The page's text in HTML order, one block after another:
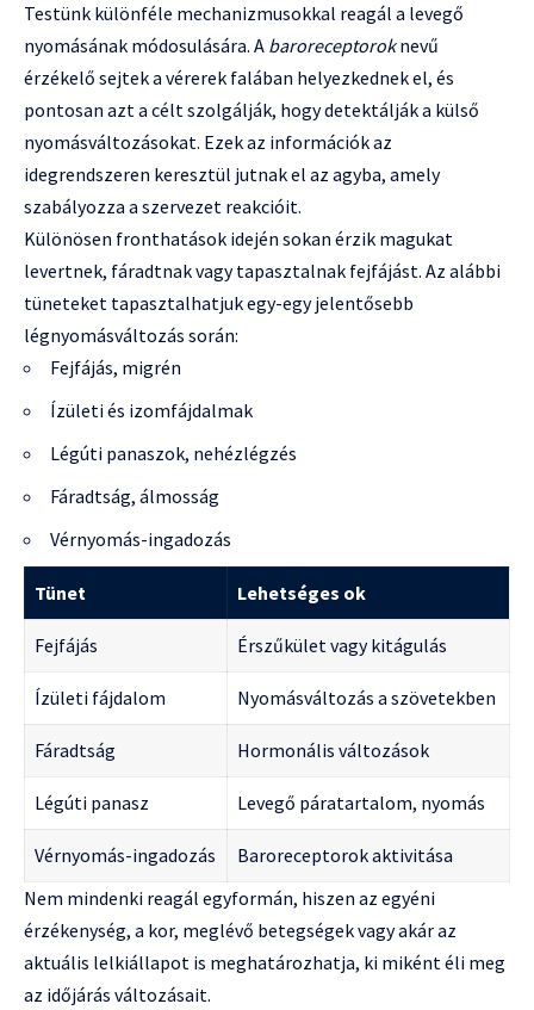
Testünk különféle mechanizmusokkal reagál a levegő
nyomásának módosulására. A baroreceptoroknevű
érzékelő sejtek a vérerek falában helyezkednek el, és
pontosan azt a célt szolgálják, hogy detektálják a külső
nyomásváltozásokat. Ezek az információk az
idegrendszeren keresztül jutnak el az agyba, amely
szabályozza a szervezet reakcióit.
Különösen fronthatások idején sokan érzik magukat
levertnek, fáradtnak vagy tapasztalnak fejfájást. Az alábbi
tüneteket tapasztalhatjuk egy-egy jelentősebb
légnyomásváltozás során:
Fejfájás, migrén
Ízületi és izomfájdalmak
Légúti panaszok, nehézlégzés
Fáradtság, álmosság
Vérnyomás-ingadozás
Tünet Lehetséges ok
Fejfájás Érszűkület vagy kitágulás
Ízületi fájdalom Nyomásváltozás a szövetekben
Fáradtság Hormonális változások
Légúti panasz Levegő páratartalom, nyomás
Vérnyomás-ingadozás
Baroreceptorok aktivitása
Nem mindenki reagál egyformán, hiszen az egyéni
érzékenység, a kor, meglévő betegségek vagy akár az
aktuális lelkiállapot is meghatározhatja, ki miként éli meg
az időjárás változásait.